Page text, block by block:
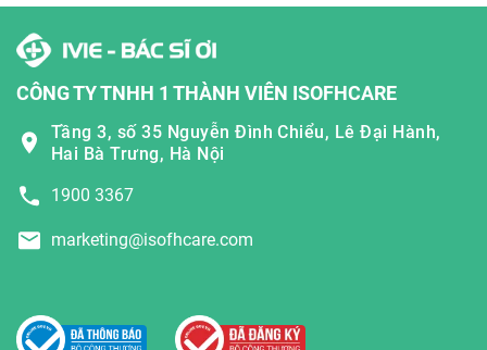
CÔNG TY TNHH 1 THÀNH VIÊN ISOFHCARE
Tầng 3, số 35 Nguyễn Đình Chiểu, Lê Đại Hành,
Hai Bà Trưng, Hà Nội
1900 3367
marketing@isofhcare.com